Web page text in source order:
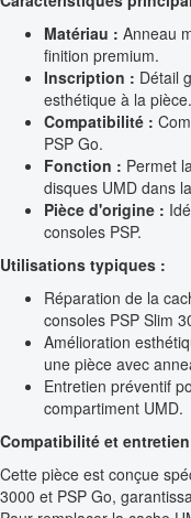
Matériau : Anneau
finition premium.
Inscription : Détail
esthétique à la pièce.
Compatibilité :
PSP Go.
Fonction : Permet
disques UMD dans
Pièce d'origine :
consoles PSP.
Utilisations typiques :
Réparation de la
consoles PSP Slim
Amélioration
une pièce avec
Entretien préventif
compartiment UMD.
Compatibilité et
Cette pièce est conçue
3000 et PSP Go,